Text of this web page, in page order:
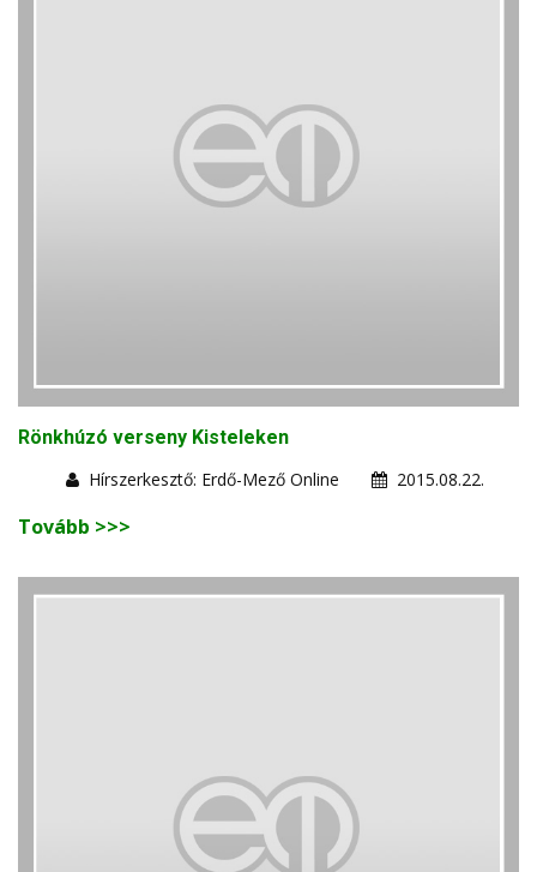
Rönkhúzó verseny Kisteleken
Hírszerkesztő: Erdő-Mező Online
2015.08.22.
Tovább >>>